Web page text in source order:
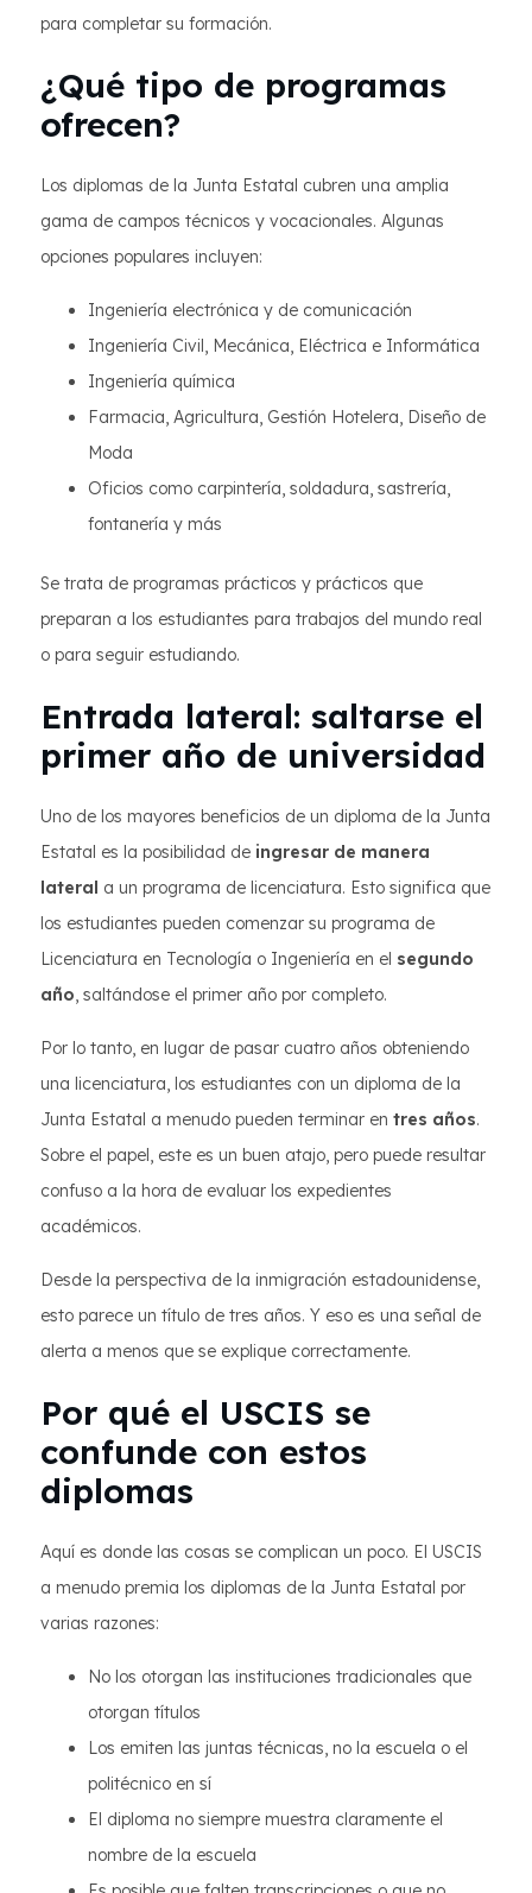
para completar su formación.
¿Qué tipo de programas
ofrecen?
Los diplomas de la Junta Estatal cubren una amplia
gama de campos técnicos y vocacionales. Algunas
opciones populares incluyen:
Ingeniería electrónica y de comunicación
Ingeniería Civil, Mecánica, Eléctrica e Informática
Ingeniería química
Farmacia, Agricultura, Gestión Hotelera, Diseño de
Moda
Oficios como carpintería, soldadura, sastrería,
fontanería y más
Se trata de programas prácticos y prácticos que
preparan a los estudiantes para trabajos del mundo real
o para seguir estudiando.
Entrada lateral: saltarse el
primer año de universidad
Uno de los mayores beneficios de un diploma de la Junta
Estatal es la posibilidad de ingresar de manera
lateral a un programa de licenciatura. Esto significa que
los estudiantes pueden comenzar su programa de
Licenciatura en Tecnología o Ingeniería en el segundo
año, saltándose el primer año por completo.
Por lo tanto, en lugar de pasar cuatro años obteniendo
una licenciatura, los estudiantes con un diploma de la
Junta Estatal a menudo pueden terminar en tres años.
Sobre el papel, este es un buen atajo, pero puede resultar
confuso a la hora de evaluar los expedientes
académicos.
Desde la perspectiva de la inmigración estadounidense,
esto parece un título de tres años. Y eso es una señal de
alerta a menos que se explique correctamente.
Por qué el USCIS se
confunde con estos
diplomas
Aquí es donde las cosas se complican un poco. El USCIS
a menudo premia los diplomas de la Junta Estatal por
varias razones:
No los otorgan las instituciones tradicionales que
otorgan títulos
Los emiten las juntas técnicas, no la escuela o el
politécnico en sí
El diploma no siempre muestra claramente el
nombre de la escuela